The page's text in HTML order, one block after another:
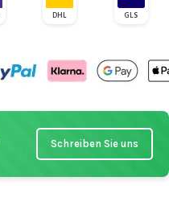
DHL GLS
Schreiben Sie uns